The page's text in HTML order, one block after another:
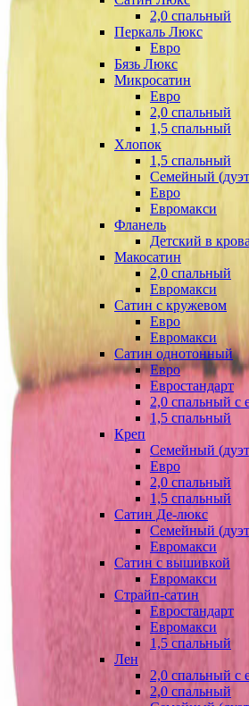
2,0 спальный
Перкаль Люкс
Евро
Бязь Люкс
Микросатин
Евро
2,0 спальный
1,5 спальный
Хлопок
1,5 спальный
Семейный
Евро
Евромакси
Фланель
Детский в
Макосатин
2,0 спальный
Евромакси
Сатин с кружевом
Евро
Евромакси
Сатин однотонный
Евро
Евростандарт
2,0 спальный с
1,5 спальный
Креп
Семейный
Евро
2,0 спальный
1,5 спальный
Сатин Де-люкс
Семейный
Евромакси
Сатин с вышивкой
Евромакси
Страйп-сатин
Евростандарт
Евромакси
1,5 спальный
Лен
2,0 спальный с
2,0 спальный